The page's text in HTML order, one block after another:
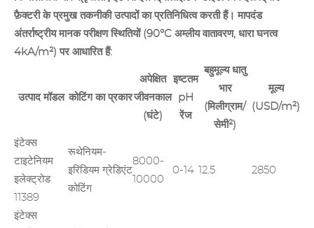
फ़ैक्टरी के प्रमुख तकनीकी उत्पादों का प्रतिनिधित्व करती हैं। मापदंड
अंतर्राष्ट्रीय मानक परीक्षण स्थितियों (90°C अम्लीय वातावरण, धारा घनत्व
4kA/m²) पर आधारित हैं:
उत्पाद मॉडल कोटिंग का प्रकार
अपेक्षित
जीवनकाल
(घंटे)
इष्टतम
pH
रेंज
बहुमूल्य धातु
भार
(मिलीग्राम/
सेमी²)
मूल्य
(USD/m²)
इंटेक्स
टाइटेनियम
इलेक्ट्रोड
11389
रूथेनियम-
इरिडियम ग्रेडिएंट
कोटिंग
8000-
10000
0-14 12.5 2850
इंटेक्स